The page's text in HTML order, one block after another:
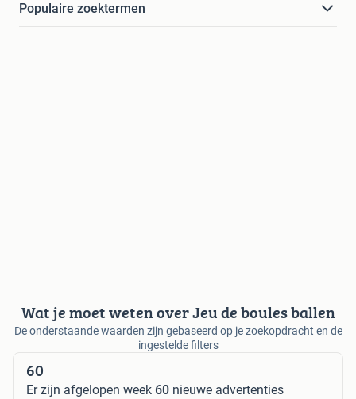
Populaire zoektermen
Wat je moet weten over Jeu de boules ballen
De onderstaande waarden zijn gebaseerd op je zoekopdracht en de
ingestelde filters
60
Er zijn afgelopen week 60 nieuwe advertenties